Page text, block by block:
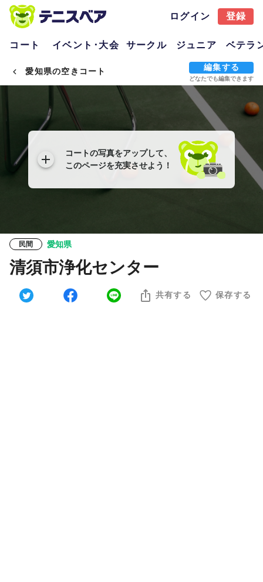
ログイン 登録
コート イベント･大会 サークル ジュニア ベテラ
愛知県の空きコート 編集する
どなたでも編集できます
コートの写真をアップして、
このページを充実させよう！
民間 愛知県
清須市浄化センター
共有する 保存する